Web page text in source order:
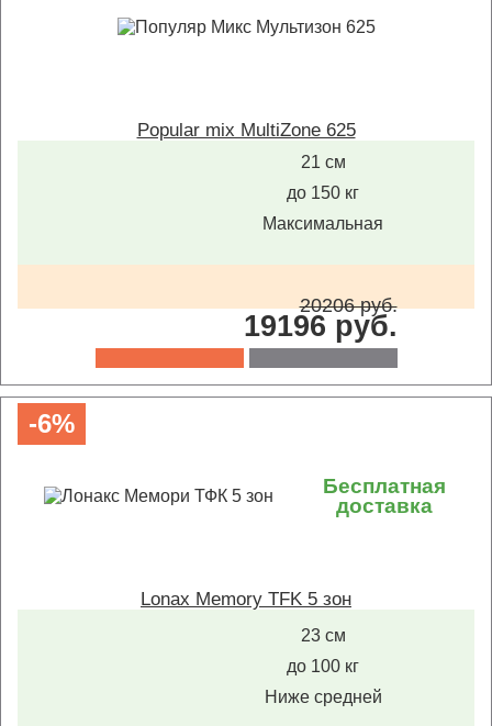
Popular mix MultiZone 625
21 см
до 150 кг
Максимальная
20206 руб.
19196 руб.
-6%
Бесплатная
доставка
Lonax Memory TFK 5 зон
23 см
до 100 кг
Ниже средней